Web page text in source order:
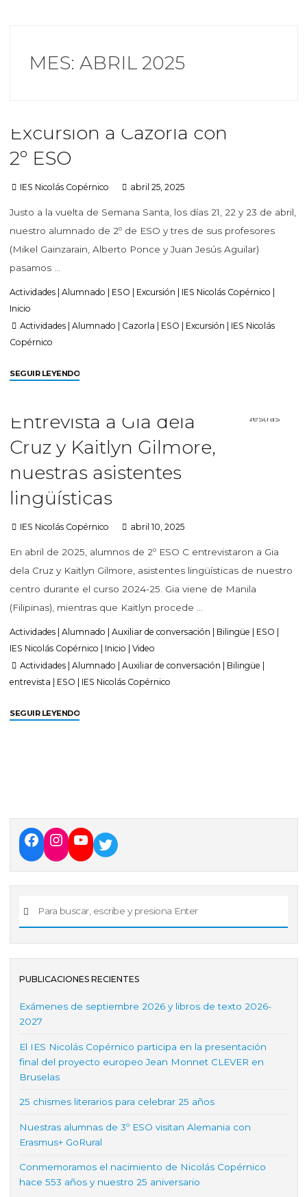
MES: ABRIL 2025
Excursión a Cazorla con
2º ESO
IES Nicolás Copérnico abril 25, 2025
Justo a la vuelta de Semana Santa, los días 21, 22 y 23 de abril,
nuestro alumnado de 2º de ESO y tres de sus profesores
(Mikel Gainzarain, Alberto Ponce y Juan Jesús Aguilar)
pasamos …
Actividades Alumnado ESO Excursión IES Nicolás Copérnico
Inicio
Actividades |Alumnado Cazorla ESO Excursión
IES Nicolás
Copérnico
SEGUIR LEYENDO
Entrevista a Gia dela
Cruz y Kaitlyn Gilmore,
nuestras asistentes
lingüísticas
IES Nicolás Copérnico abril 10, 2025
En abril de 2025, alumnos de 2º ESO C entrevistaron a Gia
dela Cruz y Kaitlyn Gilmore, asistentes lingüísticas de nuestro
centro durante el curso 2024-25. Gia viene de Manila
(Filipinas), mientras que Kaitlyn procede …
Actividades Alumnado Auxiliar de conversación Bilingüe ESO
IES Nicolás Copérnico
Inicio
Video
Actividades |Alumnado |Auxiliar de conversación Bilingüe
entrevista
ESO IES Nicolás Copérnico
SEGUIR LEYENDO
PUBLICACIONES RECIENTES
Exámenes de septiembre 2026 y libros de texto 2026-
2027
El IES Nicolás Copérnico participa en la presentación
final del proyecto europeo Jean Monnet CLEVER en
Bruselas
25 chismes literarios para celebrar 25 años
Nuestras alumnas de 3º ESO visitan Alemania con
Erasmus+ GoRural
Conmemoramos el nacimiento de Nicolás Copérnico
hace 553 años y nuestro 25 aniversario